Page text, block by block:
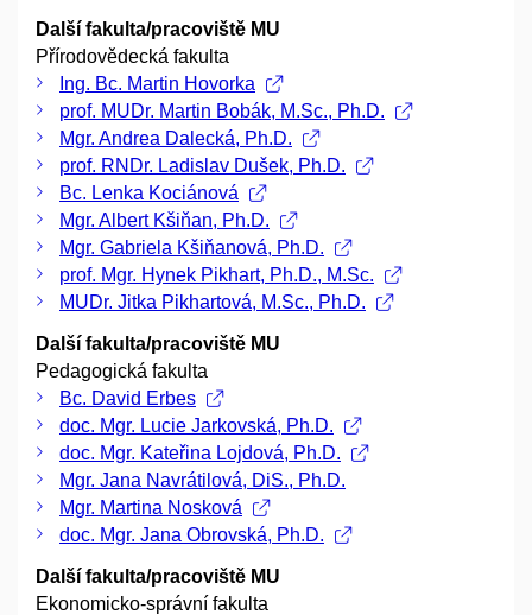
Další fakulta/pracoviště MU
Přírodovědecká fakulta
Ing. Bc. Martin Hovorka
prof. MUDr. Martin Bobák, M.Sc., Ph.D.
Mgr. Andrea Dalecká, Ph.D.
prof. RNDr. Ladislav Dušek, Ph.D.
Bc. Lenka Kociánová
Mgr. Albert Kšiňan, Ph.D.
Mgr. Gabriela Kšiňanová, Ph.D.
prof. Mgr. Hynek Pikhart, Ph.D., M.Sc.
MUDr. Jitka Pikhartová, M.Sc., Ph.D.
Další fakulta/pracoviště MU
Pedagogická fakulta
Bc. David Erbes
doc. Mgr. Lucie Jarkovská, Ph.D.
doc. Mgr. Kateřina Lojdová, Ph.D.
Mgr. Jana Navrátilová, DiS., Ph.D.
Mgr. Martina Nosková
doc. Mgr. Jana Obrovská, Ph.D.
Další fakulta/pracoviště MU
Ekonomicko-správní fakulta